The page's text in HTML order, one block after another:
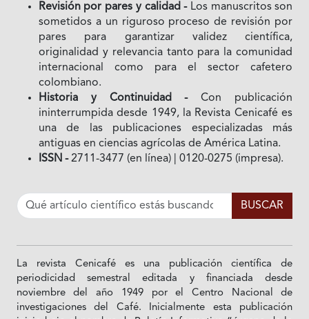
Revisión por pares y calidad -Los manuscritos son
sometidos a un riguroso proceso de revisión por
pares para garantizar validez científica,
originalidad y relevancia tanto para la comunidad
internacional como para el sector cafetero
colombiano.
Historia y Continuidad -Con publicación
ininterrumpida desde 1949, la Revista Cenicafé es
una de las publicaciones especializadas más
antiguas en ciencias agrícolas de América Latina.
ISSN -2711-3477 (en línea) | 0120-0275 (impresa).
La revista Cenicafé es una publicación científica de
periodicidad semestral editada y financiada desde
noviembre del año 1949 por el Centro Nacional de
investigaciones del Café. Inicialmente esta publicación